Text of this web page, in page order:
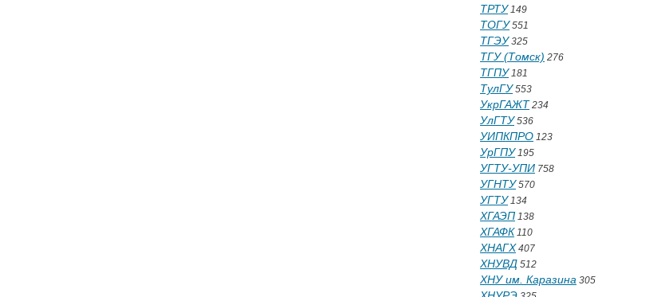
ТРТУ149
ТОГУ551
ТГЭУ325
ТГУ (Томск) 276
ТГПУ181
ТулГУ553
УкрГАЖТ 234
УлГТУ536
УИПКПРО 123
УрГПУ195
УГТУ-УПИ 758
УГНТУ570
УГТУ134
ХГАЭП 138
ХГАФК 110
ХНАГХ 407
ХНУВД 512
ХНУ им. Каразина 305